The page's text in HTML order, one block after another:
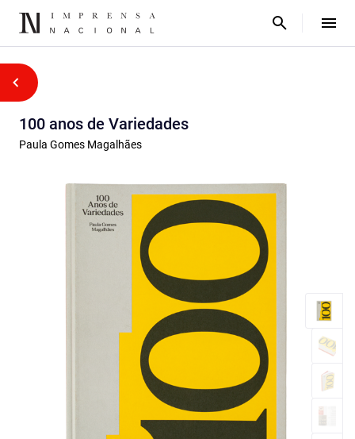
100 anos de Variedades
Paula Gomes Magalhães